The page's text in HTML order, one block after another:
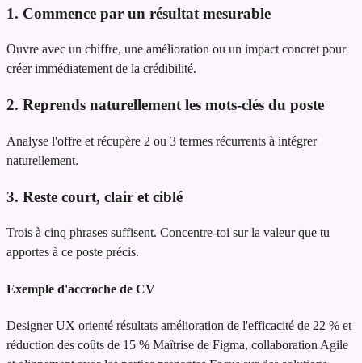
1. Commence par un résultat mesurable
Ouvre avec un chiffre, une amélioration ou un impact concret pour
créer immédiatement de la crédibilité.
2. Reprends naturellement les mots-clés du poste
Analyse l'offre et récupère 2 ou 3 termes récurrents à intégrer
naturellement.
3. Reste court, clair et ciblé
Trois à cinq phrases suffisent. Concentre-toi sur la valeur que tu
apportes à ce poste précis.
Exemple d'accroche de CV
Designer UX orienté résultats amélioration de l'efficacité de 22 % et
réduction des coûts de 15 % Maîtrise de Figma, collaboration Agile